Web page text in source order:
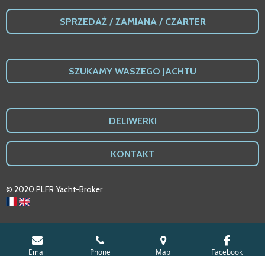
SPRZEDAŻ /ZAMIANA / CZARTER
SZUKAMY WASZEGO JACHTU
DELIWERKI
KONTAKT
© 2020 PLFR Yacht-Broker
Email Phone Map Facebook